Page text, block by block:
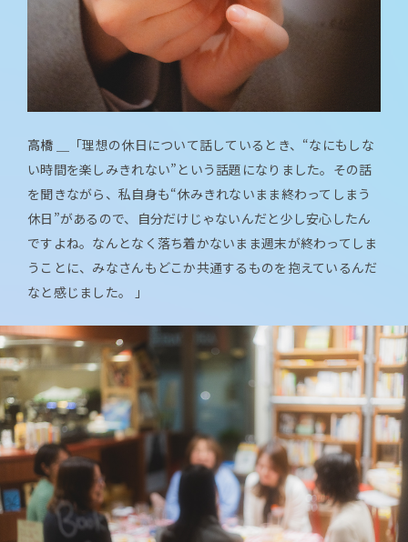
高橋 ＿
「理想の休日について話しているとき、“なにもしな
い時間を楽しみきれない”という話題になりました。その話
を聞きながら、私自身も“休みきれないまま終わってしまう
休日”があるので、自分だけじゃないんだと少し安心したん
ですよね。なんとなく落ち着かないまま週末が終わってしま
うことに、みなさんもどこか共通するものを抱えているんだ
なと感じました。 」